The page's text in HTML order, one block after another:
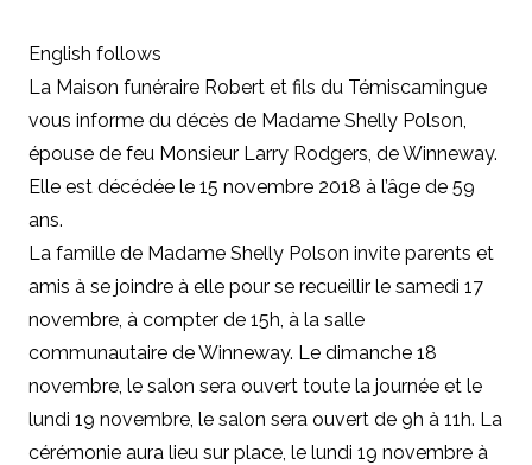
English follows
La Maison funéraire Robert et fils du Témiscamingue
vous informe du décès de Madame Shelly Polson,
épouse de feu Monsieur Larry Rodgers, de Winneway.
Elle est décédée le 15 novembre 2018 à l’âge de 59
ans.
La famille de Madame Shelly Polson invite parents et
amis à se joindre à elle pour se recueillir le samedi 17
novembre, à compter de 15h, à la salle
communautaire de Winneway. Le dimanche 18
novembre, le salon sera ouvert toute la journée et le
lundi 19 novembre, le salon sera ouvert de 9h à 11h. La
cérémonie aura lieu sur place, le lundi 19 novembre à